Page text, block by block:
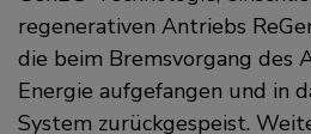
regenerativen Antriebs
die beim Bremsvorgang des
Energie aufgefangen und in
System zurückgespeist.